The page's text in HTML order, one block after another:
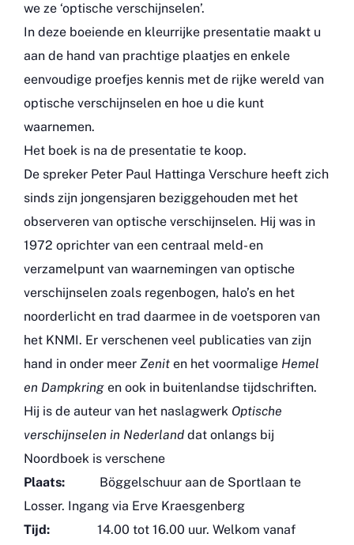
we ze ‘optische verschijnselen’.
In deze boeiende en kleurrijke presentatie maakt u
aan de hand van prachtige plaatjes en enkele
eenvoudige proefjes kennis met de rijke wereld van
optische verschijnselen en hoe u die kunt
waarnemen.
Het boek is na de presentatie te koop.
De spreker Peter Paul Hattinga Verschure heeft zich
sinds zijn jongensjaren beziggehouden met het
observeren van optische verschijnselen. Hij was in
1972 oprichter van een centraal meld- en
verzamelpunt van waarnemingen van optische
verschijnselen zoals regenbogen, halo’s en het
noorderlicht en trad daarmee in de voetsporen van
het KNMI. Er verschenen veel publicaties van zijn
hand in onder meer Zeniten het voormalige Hemel
en Dampkringen ook in buitenlandse tijdschriften.
Hij is de auteur van het naslagwerk Optische
verschijnselen in Nederlanddat onlangs bij
Noordboek is verschene
Plaats: Böggelschuur aan de Sportlaan te
Losser. Ingang via Erve Kraesgenberg
Tijd: 14.00 tot 16.00 uur. Welkom vanaf